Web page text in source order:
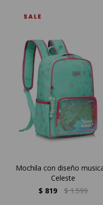
Mochila con diseño
Celeste
$ 819 $ 1.599